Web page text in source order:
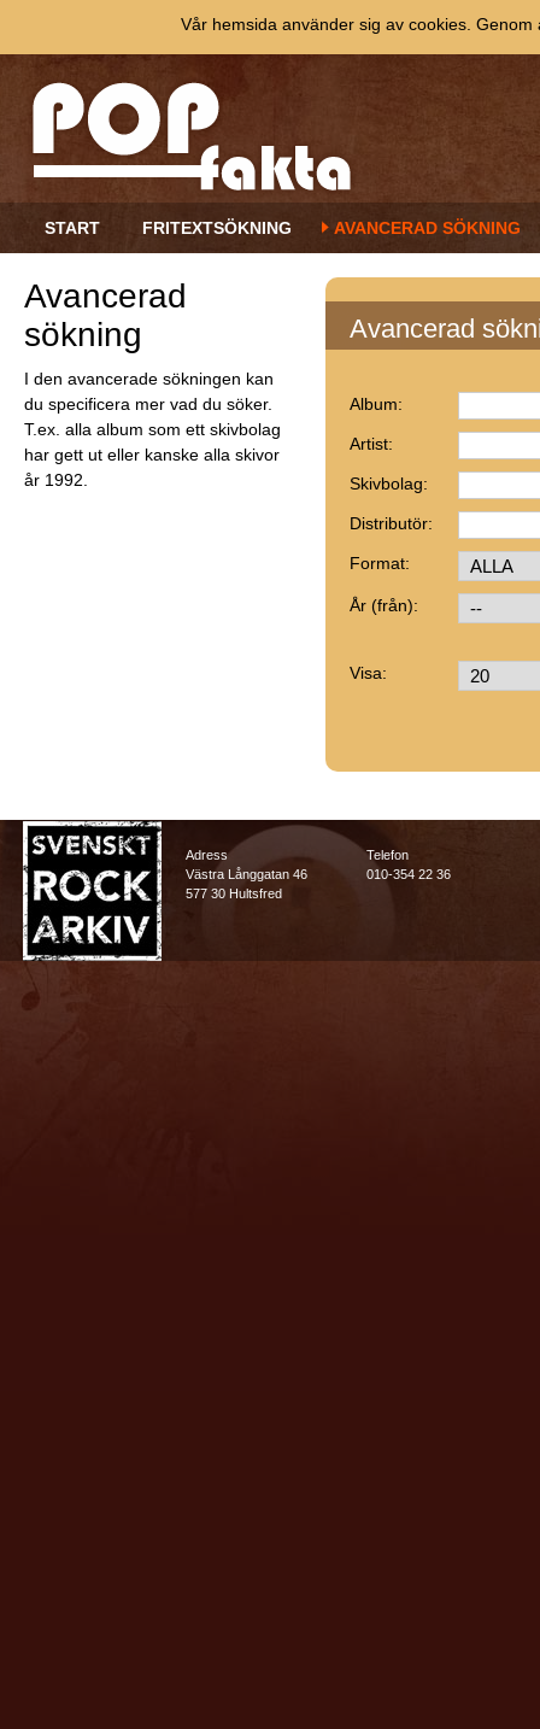
START FRITEXTSÖKNING AVANCERAD SÖKNING
Avancerad
sökning
I den avancerade sökningen kan
du specificera mer vad du söker.
T.ex. alla album som ett skivbolag
har gett ut eller kanske alla skivor
år 1992.
Avancerad
Album:
Artist:
Skivbolag:
Distributör:
Format:
År (från):
Visa:
Adress
Västra Långgatan 46
577 30 Hultsfred
Telefon
010-354 22 36
Vår hemsida använder sig av cookies.